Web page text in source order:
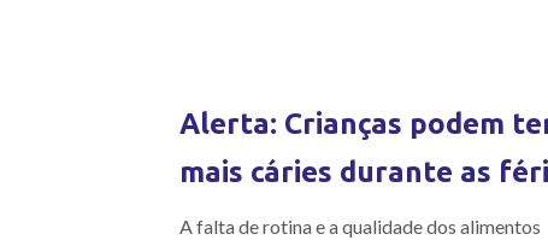
Alerta: Crianças podem
mais cáries durante as
A falta de rotina e a qualidade dos alimentos